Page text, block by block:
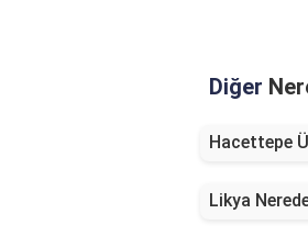
Diğer
Hacettepe
Likya